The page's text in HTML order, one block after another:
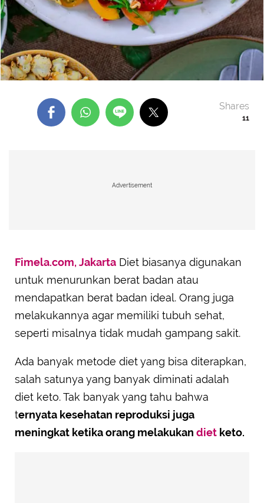
11
Shares
Advertisement
Fimela.com, Jakarta Diet biasanya digunakan
untuk menurunkan berat badan atau
mendapatkan berat badan ideal. Orang juga
melakukannya agar memiliki tubuh sehat,
seperti misalnya tidak mudah gampang sakit.
Ada banyak metode diet yang bisa diterapkan,
salah satunya yang banyak diminati adalah
diet keto. Tak banyak yang tahu bahwa
ternyata kesehatan reproduksi juga
meningkat ketika orang melakukan diet keto.